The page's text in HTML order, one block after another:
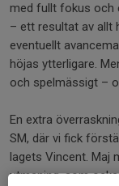
med fullt fokus och
– ett resultat av allt
eventuellt
höjas ytterligare.
och spelmässigt –
En extra
SM, där vi fick
lagets Vincent. Maj
utmaning, som